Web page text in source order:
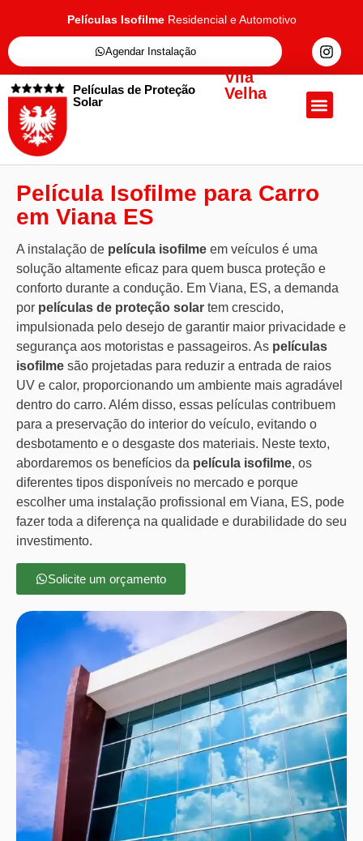
Películas Isofilme Residencial e Automotivo
Agendar Instalação
Películas de Proteção
Solar
Vila
Velha
Película Isofilme para Carro
em Viana ES
A instalação de película isofilme em veículos é uma
solução altamente eficaz para quem busca proteção e
conforto durante a condução. Em Viana, ES, a demanda
por películas de proteção solar tem crescido,
impulsionada pelo desejo de garantir maior privacidade e
segurança aos motoristas e passageiros. As películas
isofilme são projetadas para reduzir a entrada de raios
UV e calor, proporcionando um ambiente mais agradável
dentro do carro. Além disso, essas películas contribuem
para a preservação do interior do veículo, evitando o
desbotamento e o desgaste dos materiais. Neste texto,
abordaremos os benefícios da película isofilme, os
diferentes tipos disponíveis no mercado e porque
escolher uma instalação profissional em Viana, ES, pode
fazer toda a diferença na qualidade e durabilidade do seu
investimento.
Solicite um orçamento